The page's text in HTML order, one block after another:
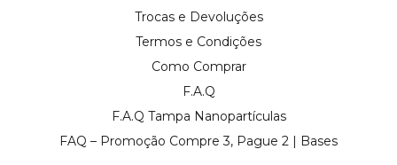
Trocas e Devoluções
Termos e Condições
Como Comprar
F.A.Q
F.A.Q Tampa Nanopartículas
FAQ – Promoção Compre 3, Pague 2 | Bases